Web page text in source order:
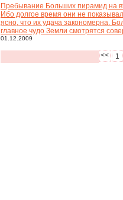
Пребывание Больших пирамид на
Ибо долгое время они не
ясно, что их удача закономерна.
главное чудо Земли смотрятся
01.12.2009
<< 1